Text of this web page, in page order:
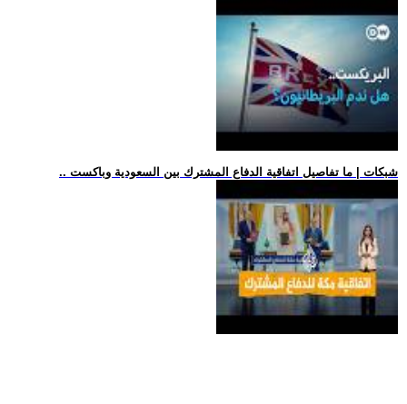
.. شبكات | ما تفاصيل اتفاقية الدفاع المشترك بين السعودية وباكست